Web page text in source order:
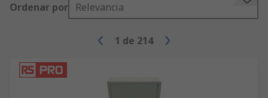
Ordenar por Relevancia
1 de 214